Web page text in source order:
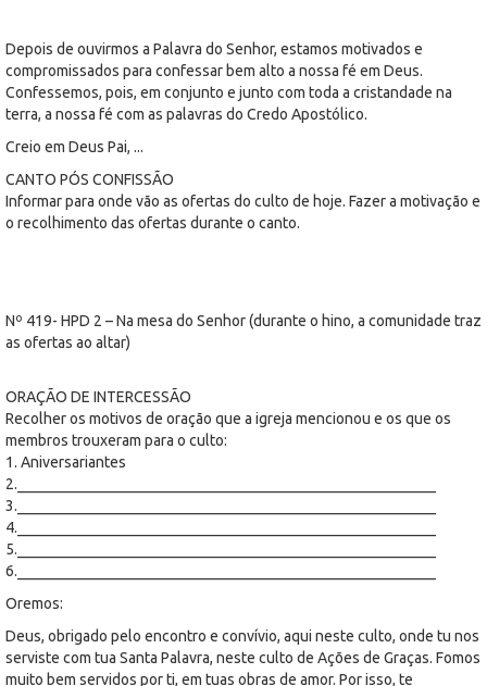
Depois de ouvirmos a Palavra do Senhor, estamos motivados e
compromissados para confessar bem alto a nossa fé em Deus.
Confessemos, pois, em conjunto e junto com toda a cristandade na
terra, a nossa fé com as palavras do Credo Apostólico.
Creio em Deus Pai, ...
CANTO PÓS CONFISSÃO
Informar para onde vão as ofertas do culto de hoje. Fazer a motivação e
o recolhimento das ofertas durante o canto.
Nº 419- HPD 2 – Na mesa do Senhor (durante o hino, a comunidade traz
as ofertas ao altar)
ORAÇÃO DE INTERCESSÃO
Recolher os motivos de oração que a igreja mencionou e os que os
membros trouxeram para o culto:
1. Aniversariantes
2._______________________________________________________
3._______________________________________________________
4._______________________________________________________
5._______________________________________________________
6._______________________________________________________
Oremos:
Deus, obrigado pelo encontro e convívio, aqui neste culto, onde tu nos
serviste com tua Santa Palavra, neste culto de Ações de Graças. Fomos
muito bem servidos por ti, em tuas obras de amor. Por isso, te